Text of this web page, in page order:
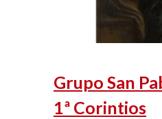
Grupo San
1ª Corintios